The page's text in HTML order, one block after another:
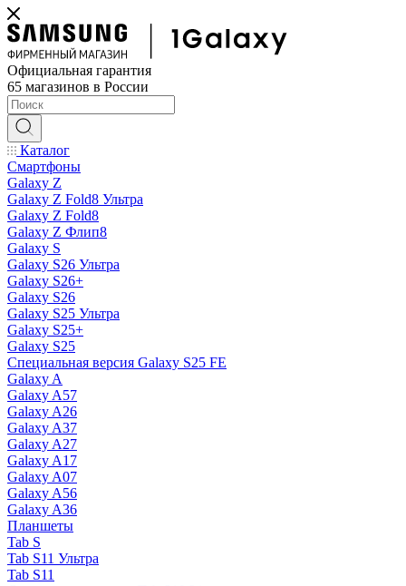
Официальная гарантия
65 магазинов в России
Каталог
Смартфоны
Galaxy Z
Galaxy Z Fold8 Ультра
Galaxy Z Fold8
Galaxy Z Флип8
Galaxy S
Galaxy S26 Ультра
Galaxy S26+
Galaxy S26
Galaxy S25 Ультра
Galaxy S25+
Galaxy S25
Специальная версия Galaxy S25 FE
Galaxy A
Galaxy A57
Galaxy A26
Galaxy A37
Galaxy A27
Galaxy A17
Galaxy A07
Galaxy A56
Galaxy A36
Планшеты
Tab S
Tab S11 Ультра
Tab S11